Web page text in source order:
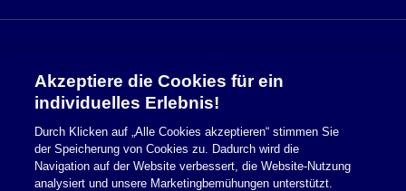
Sicherheitsinformationen
Nutzungsbedingungen
Cookie Richtlinie
Akzeptiere die Cookies für ein
individuelles Erlebnis!
Durch Klicken auf „Alle Cookies akzeptieren“ stimmen Sie
der Speicherung von Cookies zu. Dadurch wird die
Navigation auf der Website verbessert, die Website-Nutzung
analysiert und unsere Marketingbemühungen unterstützt.